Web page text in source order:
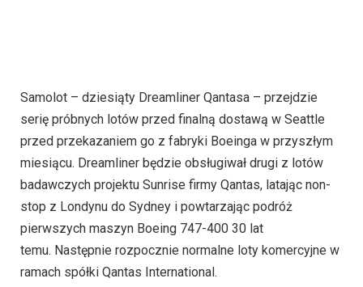
Samolot – dziesiąty Dreamliner Qantasa – przejdzie
serię próbnych lotów przed finalną dostawą w Seattle
przed przekazaniem go z fabryki Boeinga w przyszłym
miesiącu. Dreamliner będzie obsługiwał drugi z lotów
badawczych projektu Sunrise firmy Qantas, latając non-
stop z Londynu do Sydney i powtarzając podróż
pierwszych maszyn Boeing 747-400 30 lat
temu. Następnie rozpocznie normalne loty komercyjne w
ramach spółki Qantas International.